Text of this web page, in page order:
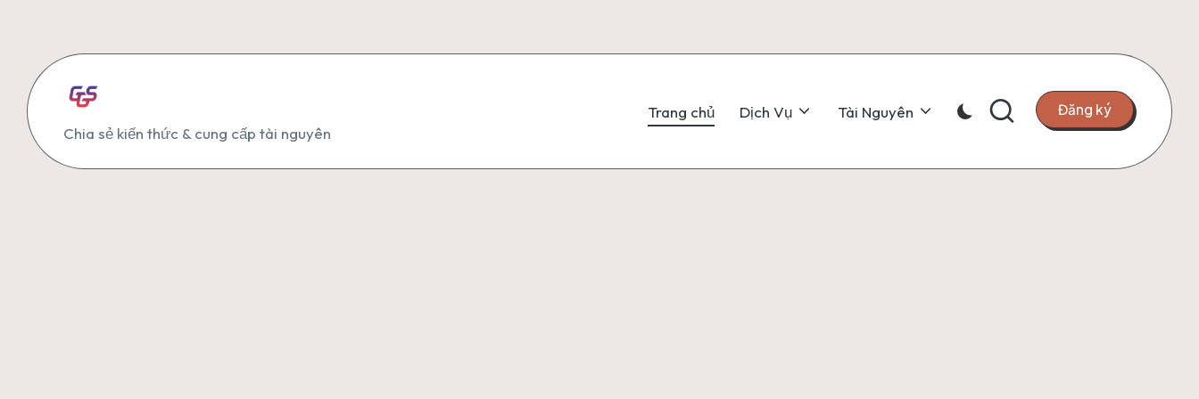
content
G
G
Chia sẻ kiến thức & cung cấp tài nguyên
Trang chủ Dịch Vụ Tài Nguyên Đăng ký